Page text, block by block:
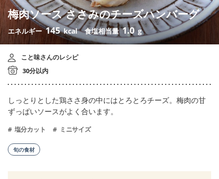
梅肉ソース ささみのチーズハンバーグ
エネルギー145 kcal 食塩相当量1.0 g
こと味さんのレシピ
30分以内
しっとりとした鶏ささ身の中にはとろとろチーズ。梅肉の甘
ずっぱいソースがよく合います。
塩分カット ミニサイズ
旬の食材